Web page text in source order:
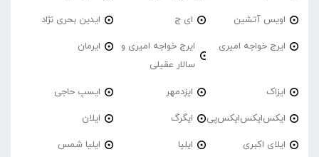
اویس آتشین ای ج ایدین بحری نژاد
ایرج خواجه امیری
ایرج خواجه امیری و
سالار عقیلی
ایرمان
ایزاک ایزدمهر ایسپ حاجی
ایکس‌ایکس‌ایکس‌پی ایگرگ ایلان
ایلای اکبری ایلیا ایلیا شمس